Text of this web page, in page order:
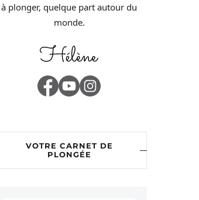
à plonger, quelque part autour du
monde.
VOTRE CARNET DE
PLONGÉE